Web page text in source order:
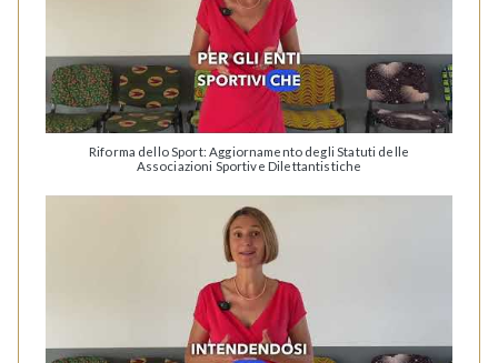
Riforma dello Sport: Aggiornamento degli Statuti delle
Associazioni Sportive Dilettantistiche